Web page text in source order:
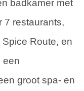
badkamer met
7 restaurants,
Route, en
een
groot spa- en